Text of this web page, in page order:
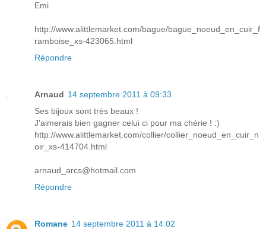
Emi
http://www.alittlemarket.com/bague/bague_noeud_en_cuir_f
ramboise_xs-423065.html
Répondre
Arnaud 14 septembre 2011 à 09:33
Ses bijoux sont très beaux !
J'aimerais bien gagner celui ci pour ma chérie ! :)
http://www.alittlemarket.com/collier/collier_noeud_en_cuir_n
oir_xs-414704.html
arnaud_arcs@hotmail.com
Répondre
Romane 14 septembre 2011 à 14:02